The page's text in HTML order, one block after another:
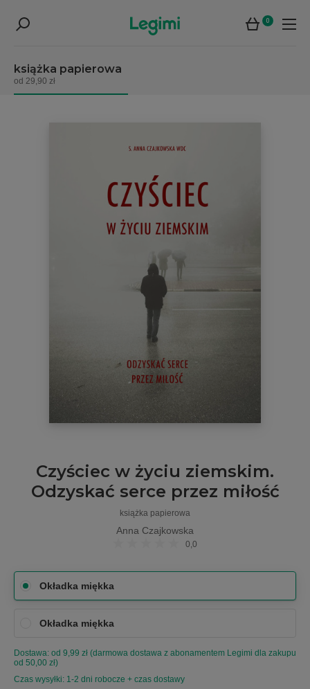
0
książka papierowa
od 29,90 zł
Czyściec w życiu ziemskim.
Odzyskać serce przez miłość
książka papierowa
Anna Czajkowska
0,0
Okładka miękka
Okładka miękka
Dostawa: od 9,99 zł (darmowa dostawa z abonamentem Legimi dla zakupu
od 50,00 zł)
Czas wysyłki: 1-2 dni robocze + czas dostawy